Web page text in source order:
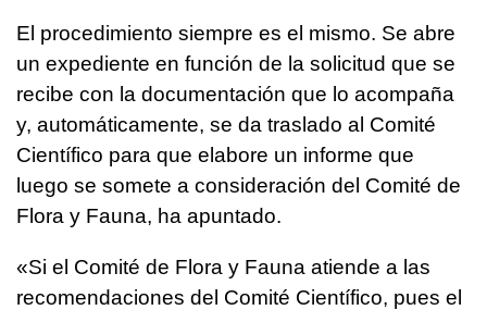
El procedimiento siempre es el mismo. Se abre
un expediente en función de la solicitud que se
recibe con la documentación que lo acompaña
y, automáticamente, se da traslado al Comité
Científico para que elabore un informe que
luego se somete a consideración del Comité de
Flora y Fauna, ha apuntado.
«Si el Comité de Flora y Fauna atiende a las
recomendaciones del Comité Científico, pues el